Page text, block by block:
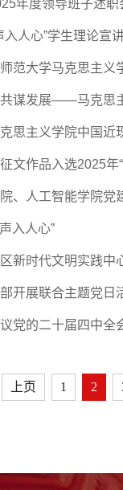
年度领导班子述职
入人心”学生理论
范大学马克思主
谋发展——马克思
思主义学院中国
文作品入选2025年
、人工智能学院党
入人心”
新时代文明实践中
开展联合主题党日
党的二十届四中全
上页 1 2